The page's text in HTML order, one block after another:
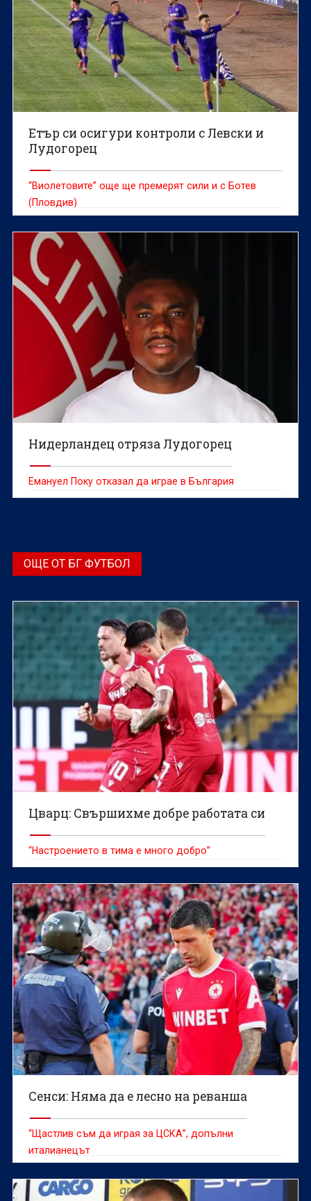
Етър си осигури контроли с Левски и
Лудогорец
“Виолетовите” още ще премерят сили и с Ботев
(Пловдив)
Нидерландец отряза Лудогорец
Емануел Поку отказал да играе в България
ОЩЕ ОТ БГ ФУТБОЛ
Цварц: Свършихме добре работата си
“Настроението в тима е много добро”
Сенси: Няма да е лесно на реванша
“Щастлив съм да играя за ЦСКА”, допълни
италианецът